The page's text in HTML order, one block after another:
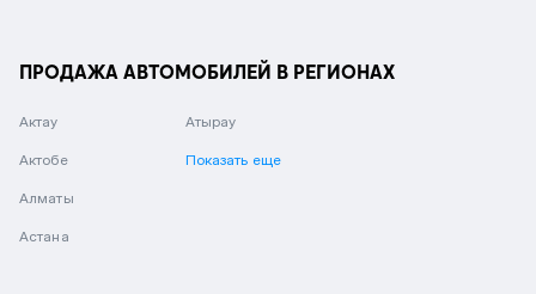
ПРОДАЖА АВТОМОБИЛЕЙ В РЕГИОНАХ
Актау
Актобе
Алматы
Астана
Атырау
Показать еще